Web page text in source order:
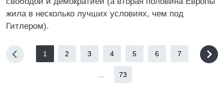
жила в несколько лучших условиях, чем под
Гитлером).
1 2 3 4 5 6 7
73